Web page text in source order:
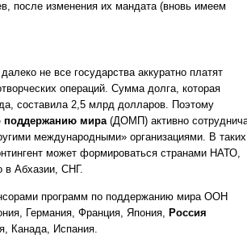
после изменения их мандата (вновь имеем
не все государства аккуратно платят
операций. Сумма долга, которая
составила 2,5 млрд долларов. Поэтому
поддержанию мира(ДОМП) активно
международными» организациями. В таких
может формироваться странами НАТО,
Абхазии, СНГ.
программ по поддержанию мира ООН
Германия, Франция, Япония,
Россия
Канада, Испания.